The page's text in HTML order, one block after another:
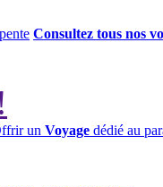
Consultez tous nos
un Voyage dédié au